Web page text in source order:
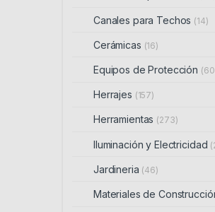
Canales para Techos (14)
Cerámicas (16)
Equipos de Protección
Herrajes (157)
Herramientas (273)
Iluminación y Electricidad
Jardineria (46)
Materiales de